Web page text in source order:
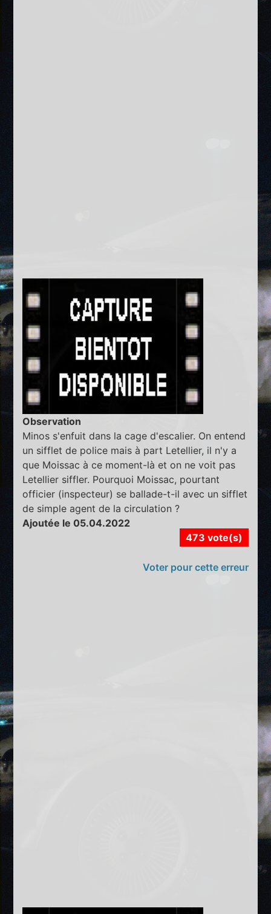
Observation
Minos s'enfuit dans la cage d'escalier. On entend
un sifflet de police mais à part Letellier, il n'y a
que Moissac à ce moment-là et on ne voit pas
Letellier siffler. Pourquoi Moissac, pourtant
officier (inspecteur) se ballade-t-il avec un sifflet
de simple agent de la circulation ?
Ajoutée le 05.04.2022
473 vote(s)
Voter pour cette erreur